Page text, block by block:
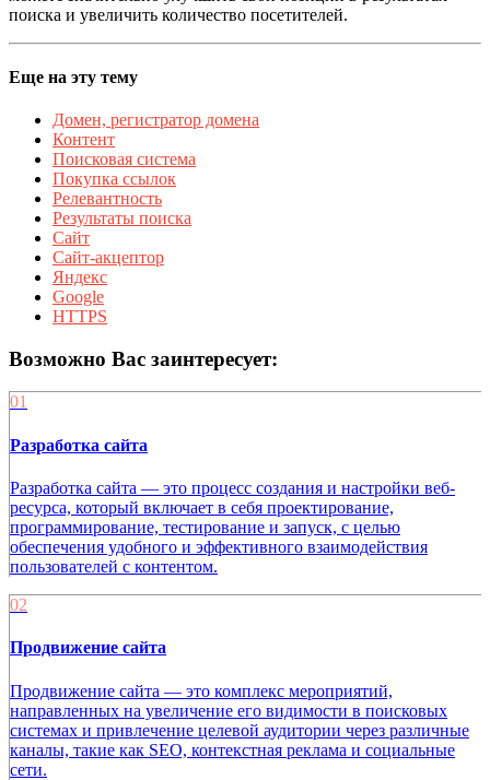
поиска и увеличить количество посетителей.
Еще на эту тему
Домен, регистратор домена
Контент
Поисковая система
Покупка ссылок
Релевантность
Результаты поиска
Сайт
Сайт-акцептор
Яндекс
Google
HTTPS
Возможно Вас заинтересует:
01
Разработка сайта
Разработка сайта — это процесс создания и настройки веб-
ресурса, который включает в себя проектирование,
программирование, тестирование и запуск, с целью
обеспечения удобного и эффективного взаимодействия
пользователей с контентом.
02
Продвижение сайта
Продвижение сайта — это комплекс мероприятий,
направленных на увеличение его видимости в поисковых
системах и привлечение целевой аудитории через различные
каналы, такие как SEO, контекстная реклама и социальные
сети.